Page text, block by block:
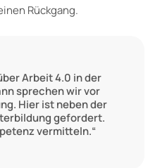
Rückgang.
Arbeit 4.0 in der
sprechen wir vor
Hier ist neben der
gefordert.
vermitteln.“